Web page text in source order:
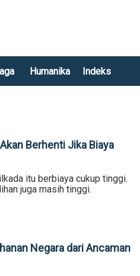
Humanika Indeks
Berhenti Jika Biaya
itu berbiaya cukup tinggi.
juga masih tinggi.
Negara dari Ancaman